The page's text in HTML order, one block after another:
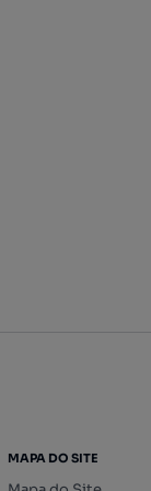
MAPA DO SITE